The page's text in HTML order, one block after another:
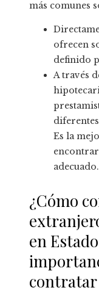
más comunes
ofrecen
definido
A través
Es la
adecuado.
¿Cómo
en
contratar